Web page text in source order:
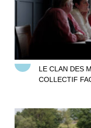
LE CLAN DES
COLLECTIF
Agricultrices, semer